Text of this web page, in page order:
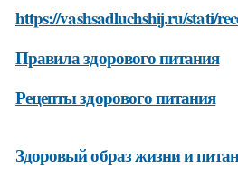
https://vashsadluchshij.ru/stati/
Правила здорового питания
Рецепты здорового питания
Здоровый образ жизни и